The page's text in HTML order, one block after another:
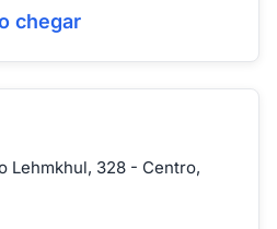
chegar
Lehmkhul, 328 - Centro,